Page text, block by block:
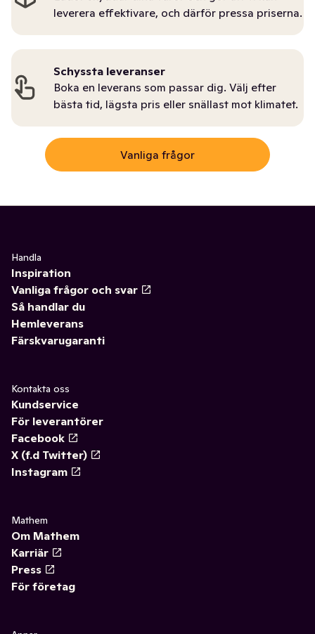
leverera effektivare, och därför pressa priserna.
Schyssta leveranser
Boka en leverans som passar dig. Välj efter
bästa tid, lägsta pris eller snällast mot klimatet.
Vanliga frågor
Handla
Inspiration
Vanliga frågor och svar
Så handlar du
Hemleverans
Färskvarugaranti
Kontakta oss
Kundservice
För leverantörer
Facebook
X (f.d Twitter)
Instagram
Mathem
Om Mathem
Karriär
Press
För företag